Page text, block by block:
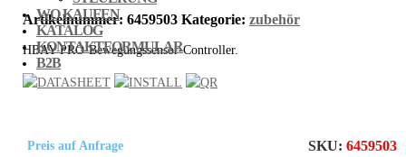
WO KAUFEN
KATALOG
KONTAKTFORMULAR
B2B
Artikelnummer: 6459503 Kategorie: zubehör
HBAY PRO-Bewegungssensor-Controller.
Preis auf Anfrage SKU: 6459503